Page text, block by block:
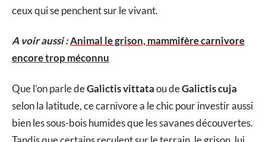
ceux qui se penchent sur le vivant.
A voir aussi :Animal le grison, mammifère carnivore
encore trop méconnu
Que l’on parle deGalictis vittataou deGalictis cuja
selon la latitude, ce carnivore a le chic pour investir aussi
bien les sous-bois humides que les savanes découvertes.